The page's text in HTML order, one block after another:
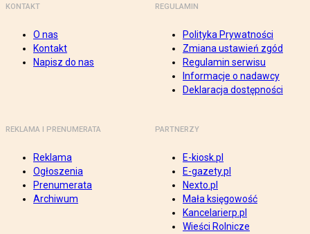
KONTAKT
O nas
Kontakt
Napisz do nas
REGULAMIN
Polityka Prywatności
Zmiana ustawień zgód
Regulamin serwisu
Informacje o nadawcy
Deklaracja dostępności
REKLAMA I PRENUMERATA
Reklama
Ogłoszenia
Prenumerata
Archiwum
PARTNERZY
E-kiosk.pl
E-gazety.pl
Nexto.pl
Mała księgowość
Kancelarierp.pl
Wieści Rolnicze